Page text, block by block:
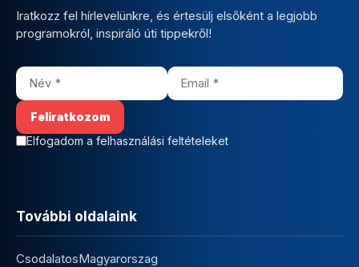
Iratkozz fel hírlevelünkre, és értesülj elsőként a legjobb
programokról, inspiráló úti tippekről!
Elfogadom a felhasználási feltételeket
További oldalaink
CsodalatosMagyarorszag